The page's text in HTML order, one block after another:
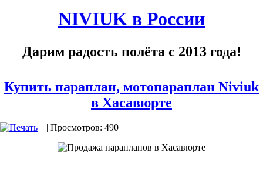
NIVIUK в России
Дарим радость полёта с 2013 года!
Купить параплан, мотопараплан Niviuk
в Хасавюрте
| | Просмотров: 490